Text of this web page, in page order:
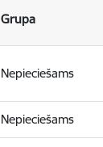
Grupa
Nepieciešams
Nepieciešams